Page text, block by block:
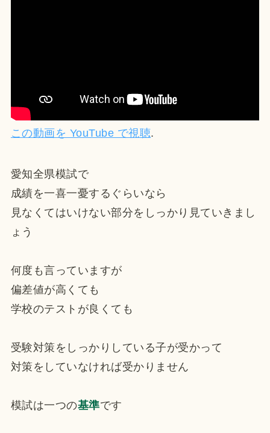
この動画を YouTube で視聴.
愛知全県模試で
成績を一喜一憂するぐらいなら
見なくてはいけない部分をしっかり見ていきまし
ょう
何度も言っていますが
偏差値が高くても
学校のテストが良くても
受験対策をしっかりしている子が受かって
対策をしていなければ受かりません
模試は一つの基準です